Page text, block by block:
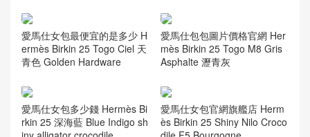
愛馬仕女包最便宜的是多少 H
ermès Birkin 25 Togo Ciel 天
青色 Golden Hardware
愛馬仕包包圖片價格官網 Her
mès Birkin 25 Togo M8 Gris
Asphalte 瀝青灰
愛馬仕女包多少錢 Hermès Bi
rkin 25 深海藍 Blue Indigo sh
愛馬仕女包官網旗艦店 Herm
ès Birkin 25 Shiny Nilo Croco